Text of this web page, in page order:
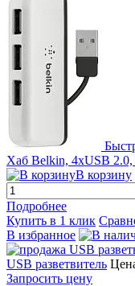
Хаб Belkin, 4хUSB
В корзину
Подробнее
Купить в 1 клик
В избранное
USB разветвитель
Запросить цену